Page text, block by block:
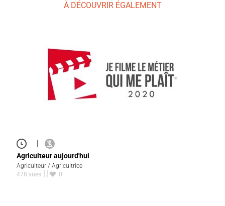
À DÉCOUVRIR ÉGALEMENT
|
Agriculteur aujourd'hui
Agriculteur / Agricultrice
478 vues
0